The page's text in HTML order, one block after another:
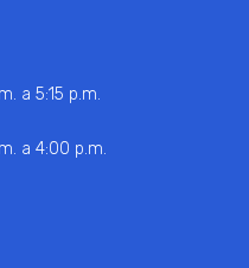
a 5:15 p.m.
a 4:00 p.m.